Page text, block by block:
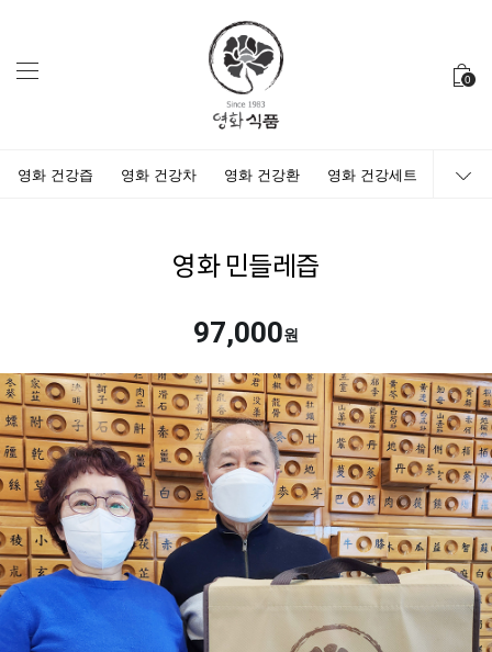
0
영화 건강즙 영화 건강차 영화 건강환 영화 건강세트
영화 민들레즙
97,000원